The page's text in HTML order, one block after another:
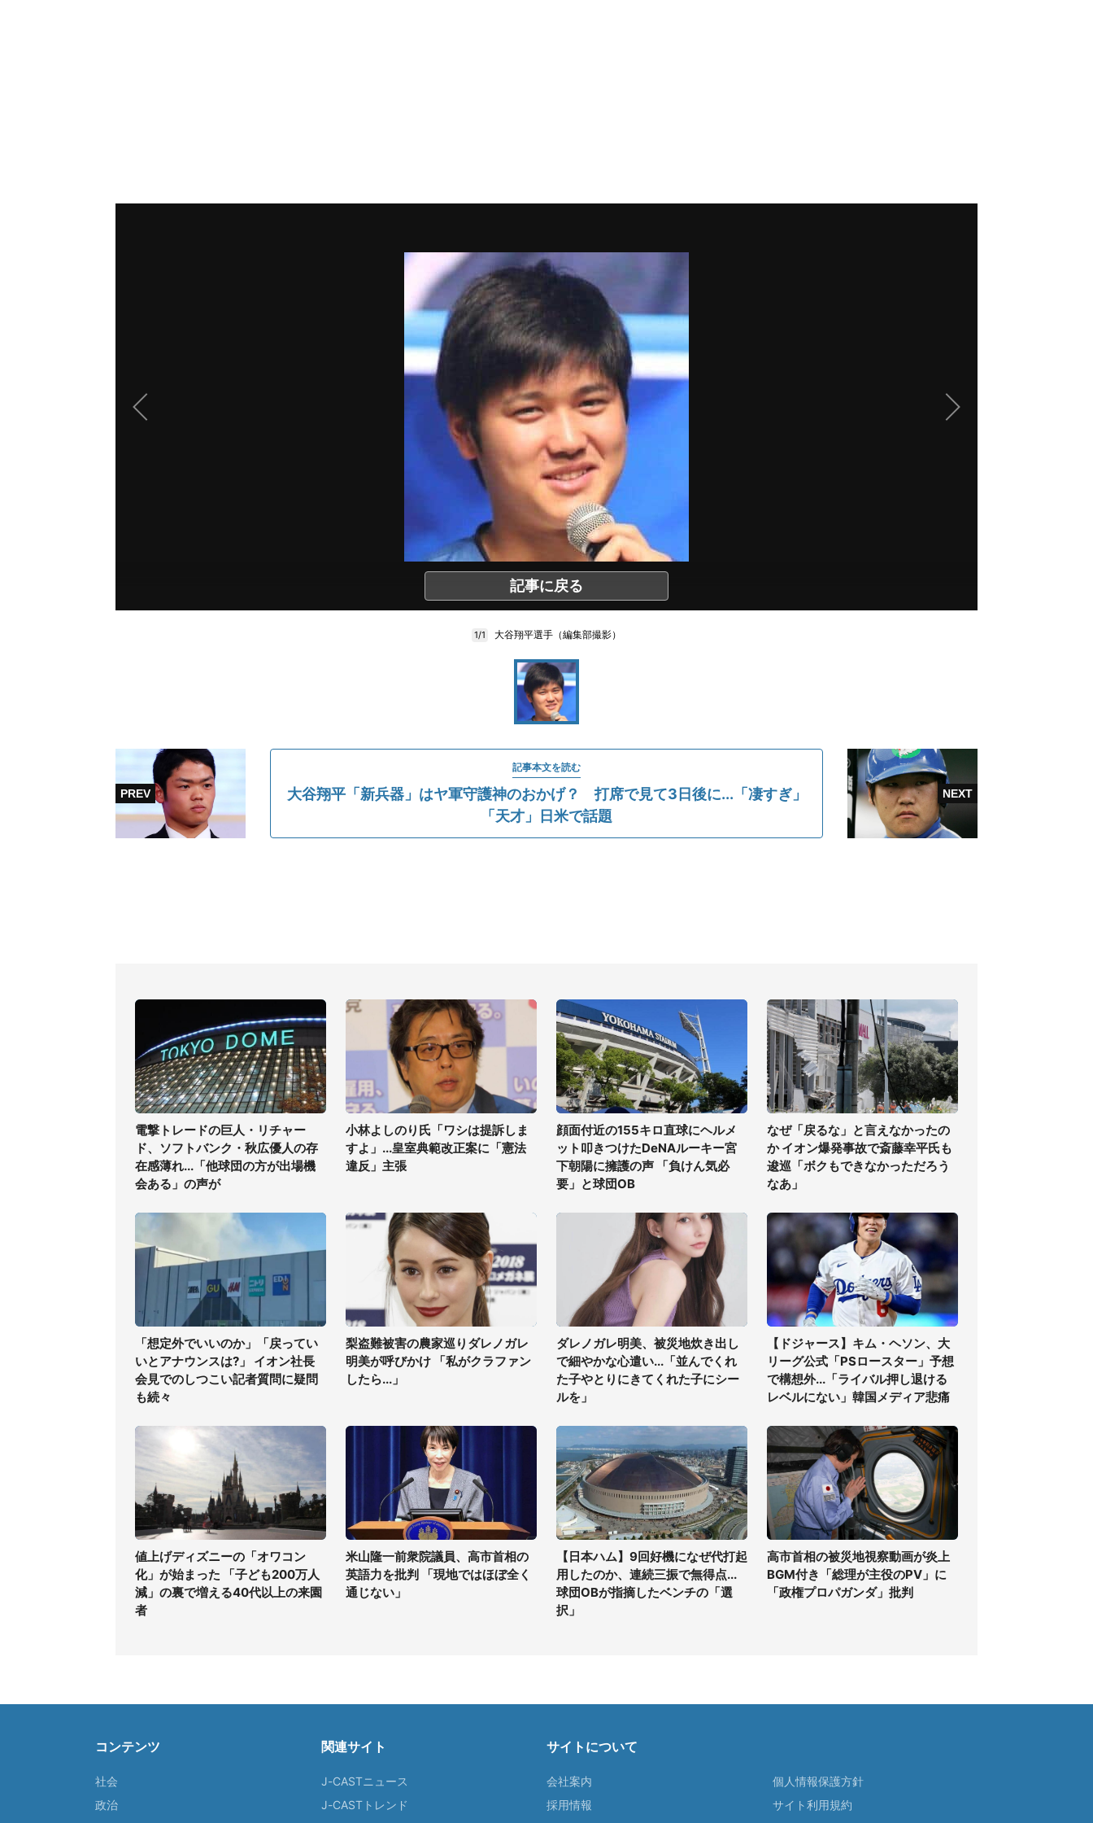
記事に戻る
1/1 大谷翔平選手（編集部撮影）
記事本文を読む
大谷翔平「新兵器」はヤ軍守護神のおかげ？ 打席で見て3日後に...「凄すぎ」
「天才」日米で話題
電撃トレードの巨人・リチャー
ド、ソフトバンク・秋広優人の存
在感薄れ...「他球団の方が出場機
会ある」の声が
小林よしのり氏「ワシは提訴しま
すよ」...皇室典範改正案に「憲法
違反」主張
顔面付近の155キロ直球にヘルメ
ット叩きつけたDeNAルーキー宮
下朝陽に擁護の声 「負けん気必
要」と球団OB
なぜ「戻るな」と言えなかったの
か イオン爆発事故で斎藤幸平氏も
逡巡「ボクもできなかっただろう
なあ」
「想定外でいいのか」「戻ってい
いとアナウンスは?」 イオン社長
会見でのしつこい記者質問に疑問
も続々
梨盗難被害の農家巡りダレノガレ
明美が呼びかけ 「私がクラファン
したら...」
ダレノガレ明美、被災地炊き出し
で細やかな心遣い...「並んでくれ
た子やとりにきてくれた子にシー
ルを」
【ドジャース】キム・ヘソン、大
リーグ公式「PSロースター」予想
で構想外...「ライバル押し退ける
レベルにない」韓国メディア悲痛
値上げディズニーの「オワコン
化」が始まった 「子ども200万人
減」の裏で増える40代以上の来園
者
米山隆一前衆院議員、高市首相の
英語力を批判 「現地ではほぼ全く
通じない」
【日本ハム】9回好機になぜ代打起
用したのか、連続三振で無得点...
球団OBが指摘したベンチの「選
択」
高市首相の被災地視察動画が炎上
BGM付き「総理が主役のPV」に
「政権プロパガンダ」批判
コンテンツ
社会
政治
関連サイト
J-CASTニュース
J-CASTトレンド
サイトについて
会社案内
採用情報
個人情報保護方針
サイト利用規約